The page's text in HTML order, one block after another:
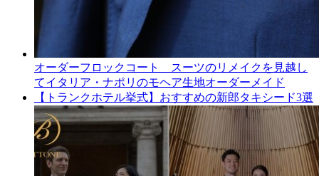
オーダーフロックコート スーツのリメイクを見越し
てイタリア・ナポリのモヘア生地オーダーメイド
【トランクホテル挙式】おすすめの新郎タキシード3選